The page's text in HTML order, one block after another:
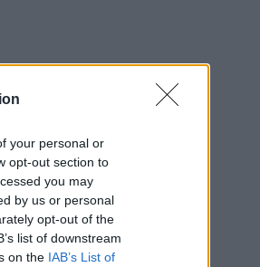
your personal or
opt-out section to
you may
by us or personal
opt-out of the
list of downstream
on the IAB’s List of